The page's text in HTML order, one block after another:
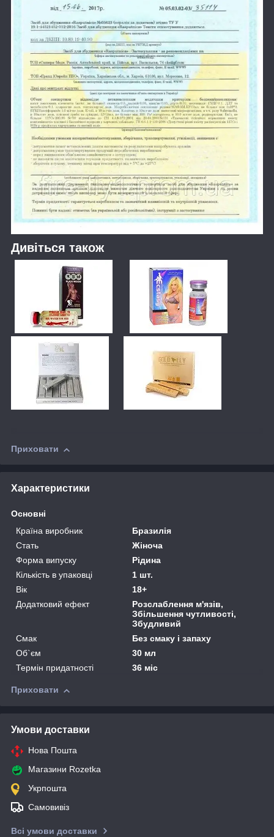
Дивіться також
Приховати
Характеристики
Основні
Країна виробник
Бразилія
Стать
Жіноча
Форма випуску
Рідина
Кількість в упаковці
1 шт.
Вік
18+
Додатковий ефект
Розслаблення м'язів,
Збільшення чутливості,
Збудливий
Смак
Без смаку і запаху
Об`єм
30 мл
Термін придатності
36 міс
Приховати
Умови доставки
Нова Пошта
Магазини Rozetka
Укрпошта
Самовивіз
Всі умови доставки